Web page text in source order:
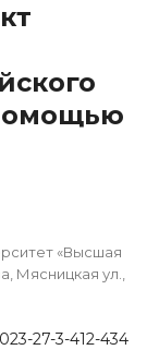
«Высшая
Мясницкая ул.,
27-3-412-434